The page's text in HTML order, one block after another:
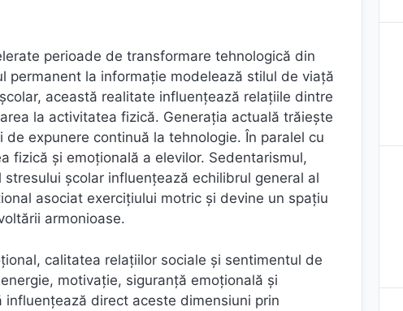
perioade de transformare tehnologică din
permanent la informație modelează stilul de viață
această realitate influențează relațiile dintre
la activitatea fizică. Generația actuală trăiește
expunere continuă la tehnologie. În paralel cu
fizică și emoțională a elevilor. Sedentarismul,
școlar influențează echilibrul general al
asociat exercițiului motric și devine un spațiu
armonioase.
calitatea relațiilor sociale și sentimentul de
motivație, siguranță emoțională și
direct aceste dimensiuni prin